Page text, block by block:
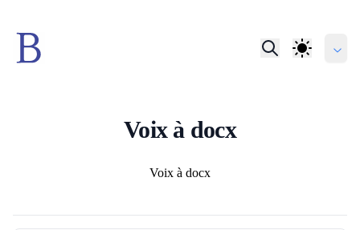
Voix à docx
Voix à docx